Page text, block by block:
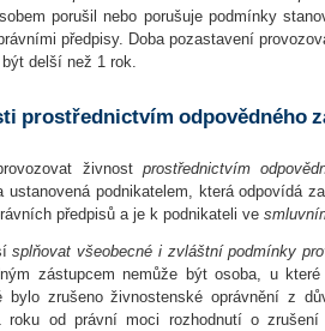
porušil nebo porušuje podmínky
předpisy. Doba pozastavení
delší než 1 rok.
prostřednictvím odpovědného
živnostprostřednictvím
podnikatelem, která odpovídá
předpisů a je k podnikateli ve
splňovat všeobecné i zvláštní podmínky
zástupcem nemůže být osoba, u
zrušeno živnostenské oprávnění z
od právní moci rozhodnutí o zrušení